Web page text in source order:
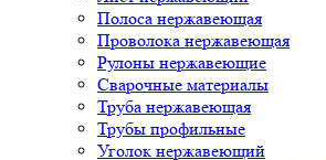
Полоса нержавеющая
Проволока нержавеющая
Рулоны нержавеющие
Сварочные материалы
Труба нержавеющая
Трубы профильные
Уголок нержавеющий